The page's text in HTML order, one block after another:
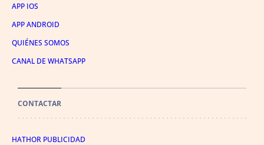
APP IOS
APP ANDROID
QUIÉNES SOMOS
CANAL DE WHATSAPP
CONTACTAR
HATHOR PUBLICIDAD